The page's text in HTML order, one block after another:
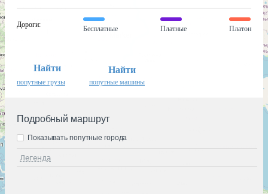
Дороги:
Бесплатные Платные Платон
Найти
попутные грузы
Найти
попутные машины
Подробный маршрут
Легенда
Показывать попутные города